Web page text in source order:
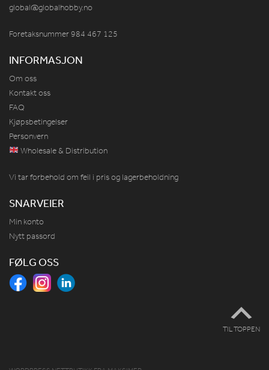
global@globalhobby.no
Foretaksnummer 984 467 125
INFORMASJON
Om oss
Kontakt oss
FAQ
Kjøpsbetingelser
Personvern
Wholesale & Distribution
Vi tar forbehold om feil i pris og lagerbeholdning
SNARVEIER
Min konto
Nytt passord
FØLG OSS
TIL TOPPEN